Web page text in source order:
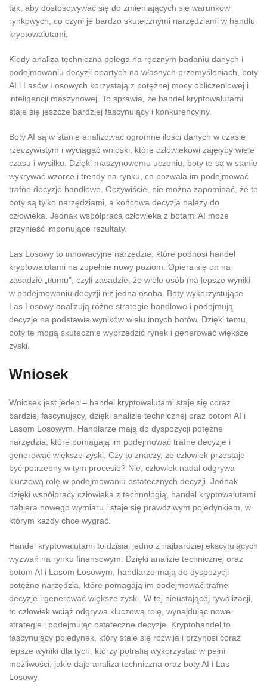
tak, aby dostosowywać się do zmieniających się warunków
rynkowych, co czyni je bardzo skutecznymi narzędziami w handlu
kryptowalutami.
Kiedy analiza techniczna polega na ręcznym badaniu danych i
podejmowaniu decyzji opartych na własnych przemyśleniach, boty
AI i Lasów Losowych korzystają z potężnej mocy obliczeniowej i
inteligencji maszynowej. To sprawia, że handel kryptowalutami
staje się jeszcze bardziej fascynujący i konkurencyjny.
Boty AI są w stanie analizować ogromne ilości danych w czasie
rzeczywistym i wyciągać wnioski, które człowiekowi zajęłyby wiele
czasu i wysiłku. Dzięki maszynowemu uczeniu, boty te są w stanie
wykrywać wzorce i trendy na rynku, co pozwala im podejmować
trafne decyzje handlowe. Oczywiście, nie można zapominać, że te
boty są tylko narzędziami, a końcowa decyzja należy do
człowieka. Jednak współpraca człowieka z botami AI może
przynieść imponujące rezultaty.
Las Losowy to innowacyjne narzędzie, które podnosi handel
kryptowalutami na zupełnie nowy poziom. Opiera się on na
zasadzie „tłumu”, czyli zasadzie, że wiele osób ma lepsze wyniki
w podejmowaniu decyzji niż jedna osoba. Boty wykorzystujące
Las Losowy analizują różne strategie handlowe i podejmują
decyzje na podstawie wyników wielu innych botów. Dzięki temu,
boty te mogą skutecznie wyprzedzić rynek i generować większe
zyski.
Wniosek
Wniosek jest jeden – handel kryptowalutami staje się coraz
bardziej fascynujący, dzięki analizie technicznej oraz botom AI i
Lasom Losowym. Handlarze mają do dyspozycji potężne
narzędzia, które pomagają im podejmować trafne decyzje i
generować większe zyski. Czy to znaczy, że człowiek przestaje
być potrzebny w tym procesie? Nie, człowiek nadal odgrywa
kluczową rolę w podejmowaniu ostatecznych decyzji. Jednak
dzięki współpracy człowieka z technologią, handel kryptowalutami
nabiera nowego wymiaru i staje się prawdziwym pojedynkiem, w
którym każdy chce wygrać.
Handel kryptowalutami to dzisiaj jedno z najbardziej ekscytujących
wyzwań na rynku finansowym. Dzięki analizie technicznej oraz
botom AI i Lasom Losowym, handlarze mają do dyspozycji
potężne narzędzia, które pomagają im podejmować trafne
decyzje i generować większe zyski. W tej nieustającej rywalizacji,
to człowiek wciąż odgrywa kluczową rolę, wynajdując nowe
strategie i podejmując ostateczne decyzje. Kryptohandel to
fascynujący pojedynek, który stale się rozwija i przynosi coraz
lepsze wyniki dla tych, którzy potrafią wykorzystać w pełni
możliwości, jakie daje analiza techniczna oraz boty AI i Las
Losowy.